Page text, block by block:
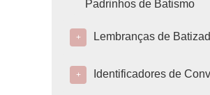
Padrinhos de Batismo
+ Lembranças de
+ Identificadores de